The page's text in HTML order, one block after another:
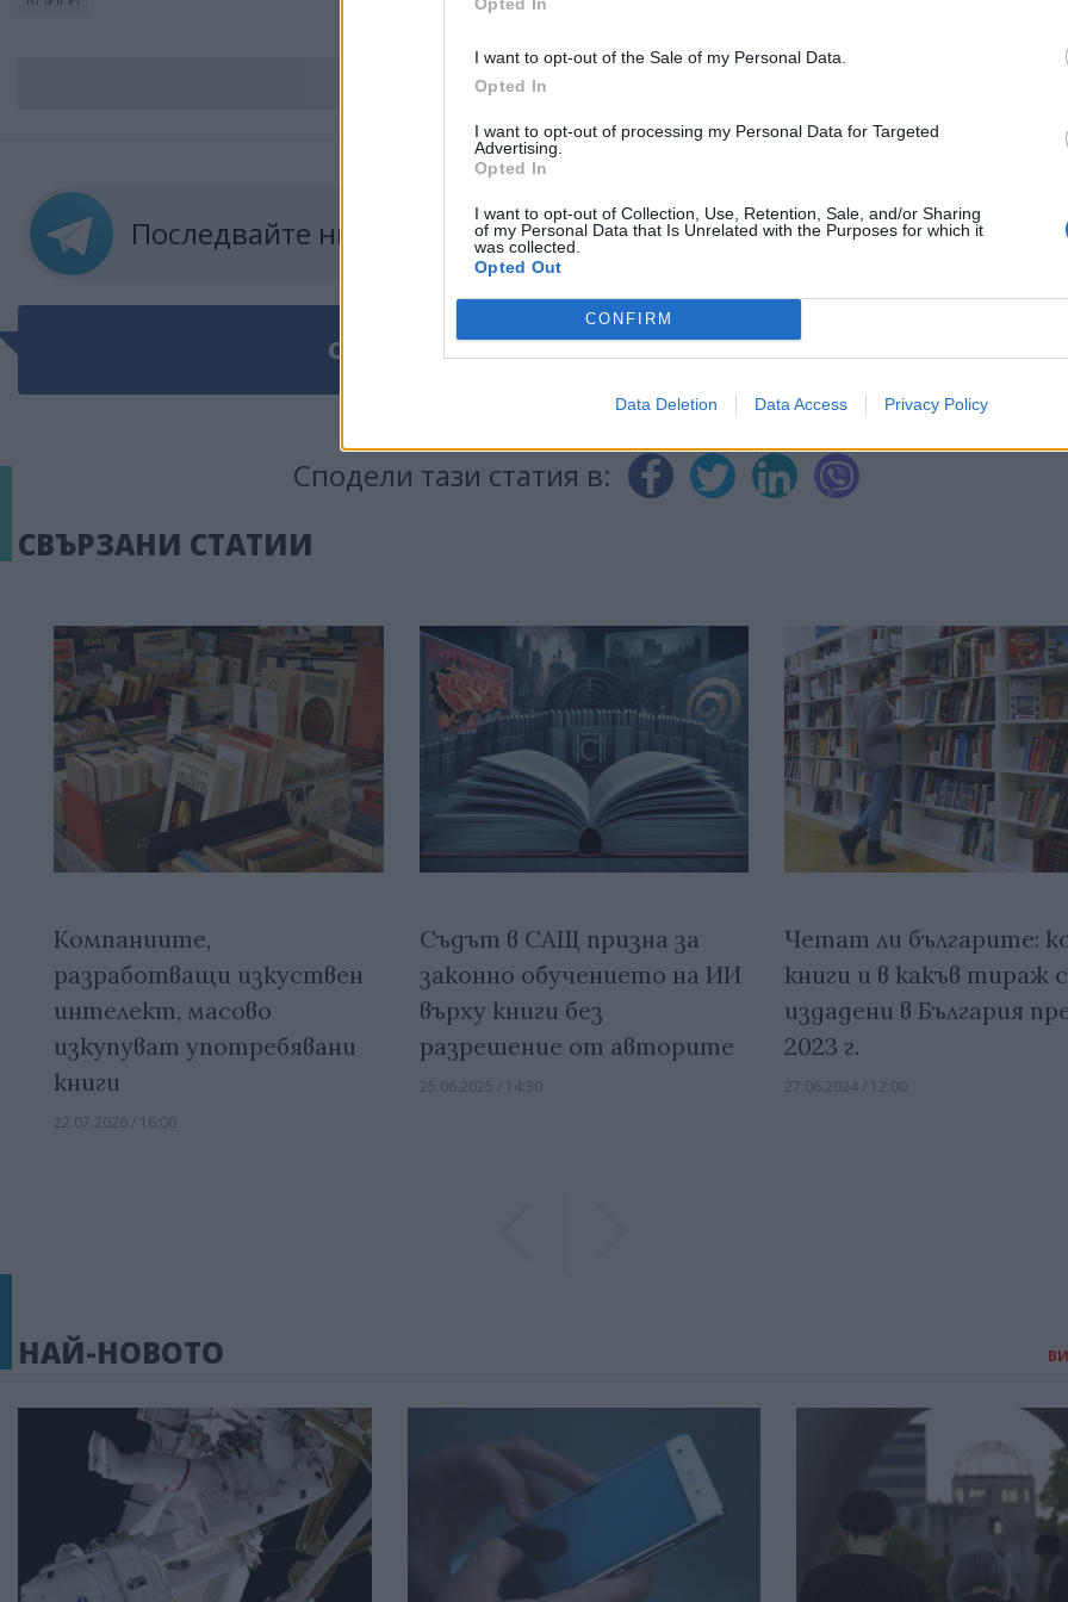
I want to opt-out of the Sale of my Personal Data.
Opted In
I want to opt-out of processing my Personal Data for Targeted
Advertising.
Opted In
I want to opt-out of Collection, Use, Retention, Sale, and/or Sharing
of my Personal Data that Is Unrelated with the Purposes for which it
was collected.
Opted Out
CONFIRM
Data Deletion Data Access Privacy Policy
ВСИЧКИ НОВИНИ »
Последвайте ни в ТЕЛЕГРАМ Последвайте ни във
ОЩЕ ПО ТЕМАТАВЪВ facebook
Сподели тази статия в:
СВЪРЗАНИ СТАТИИ
Компаниите,
разработващи изкуствен
интелект, масово
изкупуват употребявани
книги
22.07.2026 / 16:00
Съдът в САЩ призна за
законно обучението на ИИ
върху книги без
разрешение от авторите
25.06.2025 / 14:30
Четат ли българите:
книги и в какъв тираж
издадени в България
2023 г.
27.06.2024 / 12:00
НАЙ-НОВОТО